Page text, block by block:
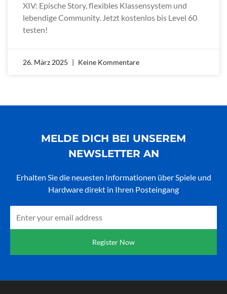
XIV: Epische Story, flexibles Klassensystem und
lebendige Community. Jetzt kostenlos bis Level 60
testen!
26. März 2025 Keine Kommentare
MELDE DICH BEI UNSEREM
NEWSLETTER AN
Erhalten Sie die neuesten Informationen über Spiele und
Hardware direkt in Ihren Posteingang
Register Now